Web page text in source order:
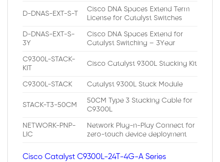
D-DNAS-EXT-S-T
Cisco DNA Spaces Extend Term
License for Catalyst Switches
D-DNAS-EXT-S-
3Y
Cisco DNA Spaces Extend for
Catalyst Switching – 3Year
C9300L-STACK-
KIT
Cisco Catalyst 9300L Stacking Kit
C9300L-STACK Catalyst 9300L Stack Module
STACK-T3-50CM
50CM Type 3 Stacking Cable for
C9300L
NETWORK-PNP-
LIC
Network Plug-n-Play Connect for
zero-touch device deployment
Cisco Catalyst C9300L-24T-4G-A Series